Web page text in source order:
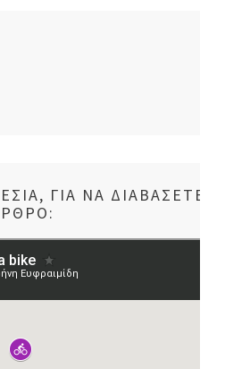
ΓΙΑ ΝΑ ΔΙΑΒΆΣΕΤΕ